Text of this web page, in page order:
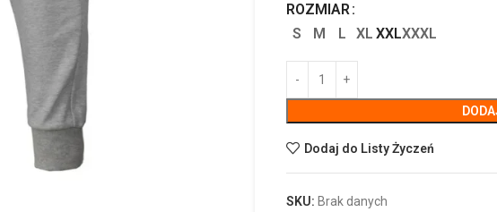
ROZMIAR
S
M L XL XXLXXXL
Dodaj do Listy Życzeń
SKU: Brak danych